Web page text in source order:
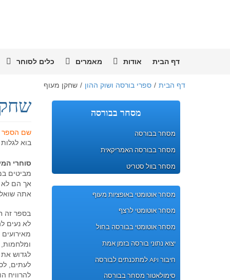
דף הבית אודות מאמרים כלים לסוחר
דף הבית / ספרי בורסה ושוק ההון / שחקן מעוף
מסחר בבורסה
מסחר בבורסה
מסחר בבורסה האמריקאית
מסחר בוול סטריט
מסחר אוטומטי באופציות מעוף
מסחר אוטומטי לרצף
מסחר אוטומטי בבורסה בחול
יצוא נתוני בורסה בזמן אמת
חיבור API למתכנתים לבורסה
סימולאטור מסחר בבורסה
שם הספר
בוא
סוחרי
מביטים
אך הם לא
אתה
בספר זה
לא נעים
מאירועים
ומלחמות,
לגדוש
לעתים,
להרוויח